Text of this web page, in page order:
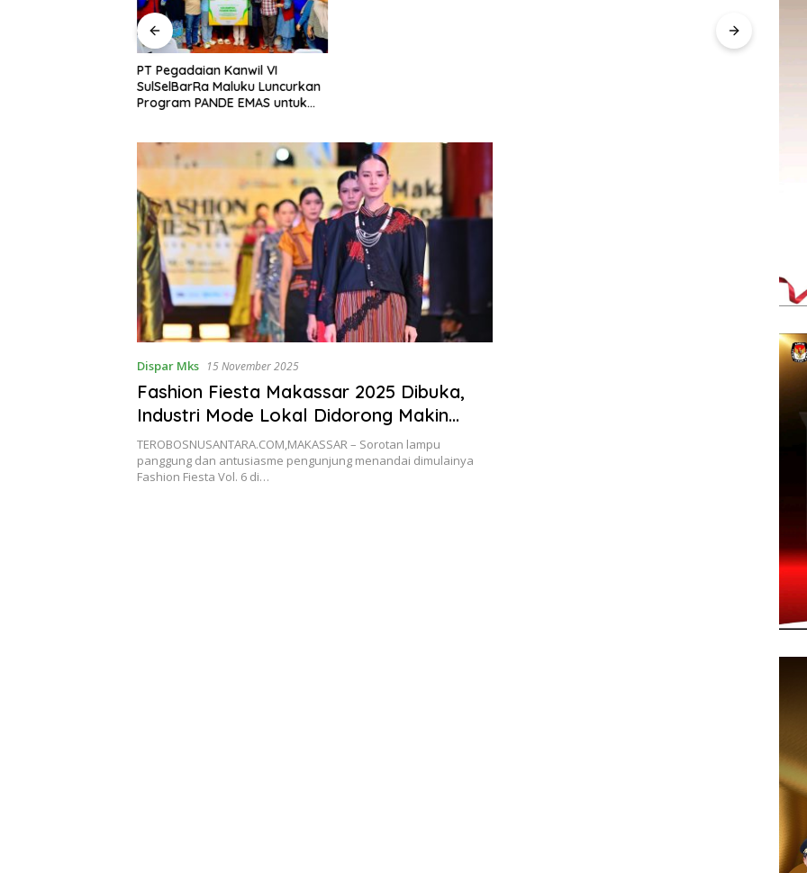
PT Pegadaian Kanwil VI
SulSelBarRa Maluku Luncurkan
Program PANDE EMAS untuk
Dispar Mks 15 November 2025
Fashion Fiesta Makassar 2025 Dibuka,
Industri Mode Lokal Didorong Makin
Kompetitif
TEROBOSNUSANTARA.COM,MAKASSAR – Sorotan lampu
panggung dan antusiasme pengunjung menandai dimulainya
Fashion Fiesta Vol. 6 di…